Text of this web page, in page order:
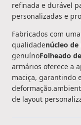
refinada e durável
personalizadas e
Fabricados com
qualidadenúcleo
genuínoFolheado
armários oferece a
maciça, garantindo
de layout